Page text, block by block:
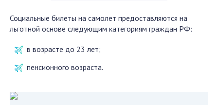
Социальные билеты на самолет предоставляются на
льготной основе следующим категориям граждан РФ:
в возрасте до 23 лет;
пенсионного возраста.